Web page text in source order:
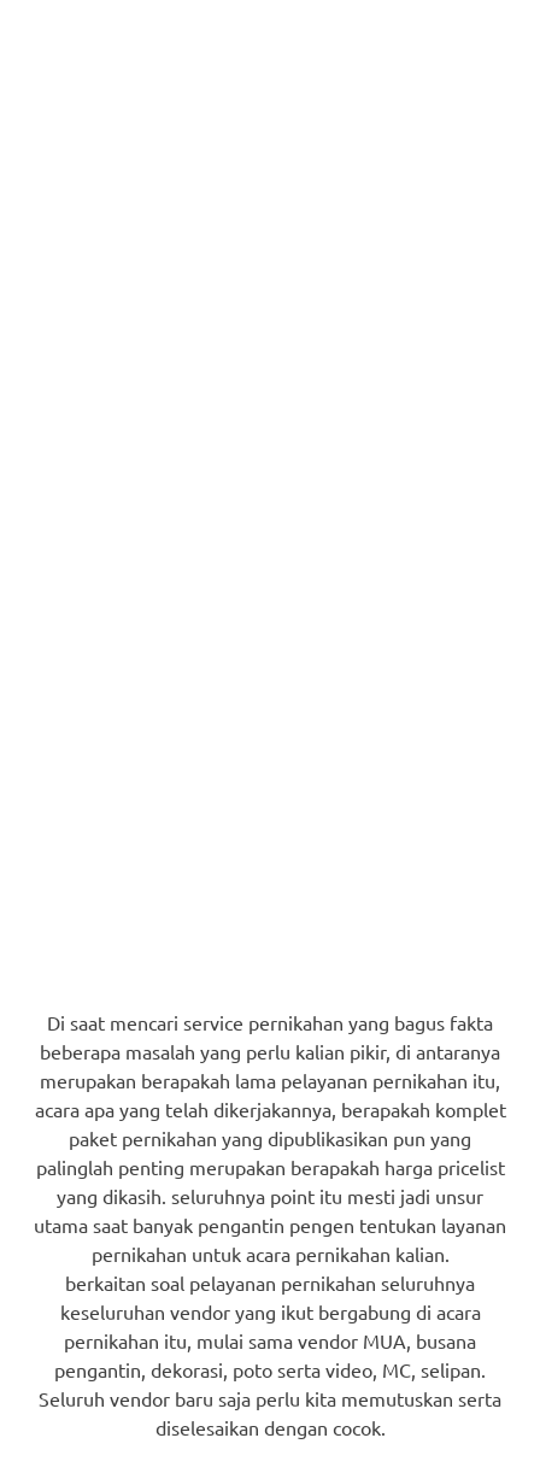
Di saat mencari service pernikahan yang bagus fakta
beberapa masalah yang perlu kalian pikir, di antaranya
merupakan berapakah lama pelayanan pernikahan itu,
acara apa yang telah dikerjakannya, berapakah komplet
paket pernikahan yang dipublikasikan pun yang
palinglah penting merupakan berapakah harga pricelist
yang dikasih. seluruhnya point itu mesti jadi unsur
utama saat banyak pengantin pengen tentukan layanan
pernikahan untuk acara pernikahan kalian.
berkaitan soal pelayanan pernikahan seluruhnya
keseluruhan vendor yang ikut bergabung di acara
pernikahan itu, mulai sama vendor MUA, busana
pengantin, dekorasi, poto serta video, MC, selipan.
Seluruh vendor baru saja perlu kita memutuskan serta
diselesaikan dengan cocok.